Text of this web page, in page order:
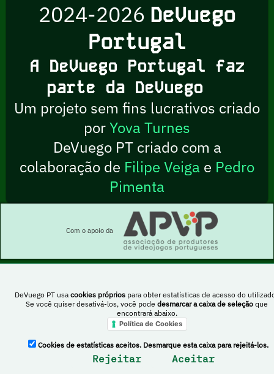
DeVuego PT usa cookies própriospara obter estatísticas de acesso do
Se você quiser desativá-los, você pode desmarcar a caixa de seleção que
encontrará abaixo.
Política de Cookies
Cookies de estatísticas aceitos. Desmarque esta caixa para rejeitá-los.
Rejeitar Aceitar
2024-2026 DeVuego
Portugal
A DeVuego Portugal faz
parte da DeVuego
Um projeto sem fins lucrativos criado
porYova Turnes
DeVuego PT criado com a
colaboração de Filipe Veiga e Pedro
Pimenta
Com o apoio da
Esta obra está sob uma licença Creative Commons Atribuição-NãoComercial-
PartilhaIgual 4.0 Internacional
DeVuego Espanha
DeVuego LATAM
DeVuego Portugal